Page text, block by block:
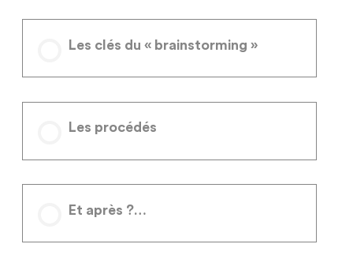
Les clés du « brainstorming »
Les procédés
Et après ?…